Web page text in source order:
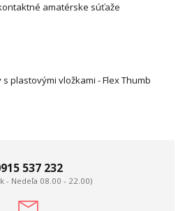
amatérske súťaže
plastovými vložkami - Flex Thumb
537 232
- Nedeľa 08.00 - 22.00)